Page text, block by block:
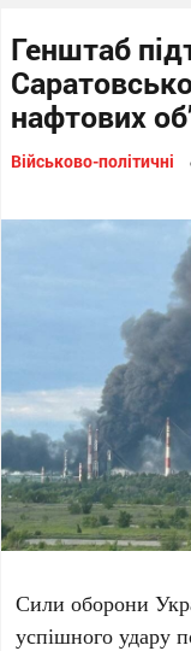
Генштаб
нафтових
Військово-політичні
Сили оборони
успішного удару